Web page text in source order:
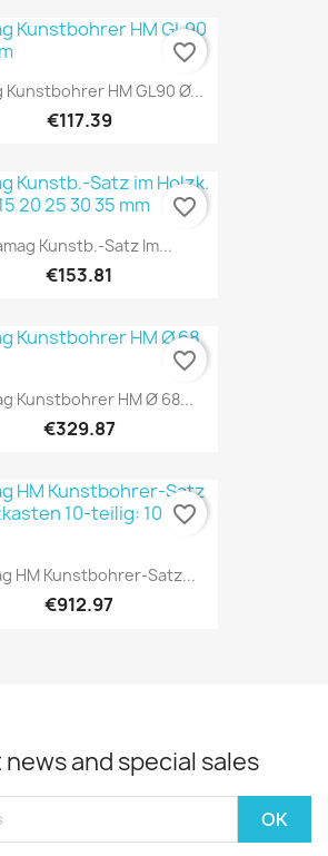
Kunstbohrer HM GL90 Ø...
€117.39
favorite_border
Kunstb.-Satz Im...
€153.81
favorite_border
Kunstbohrer HM Ø 68...
€329.87
favorite_border
HM Kunstbohrer-Satz...
€912.97
favorite_border
and special sales